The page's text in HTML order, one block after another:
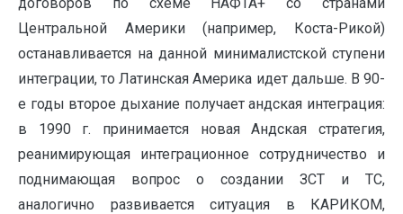
Центральной Америки (например, Коста-Рикой)
останавливается на данной минималистской ступени
интеграции, то Латинская Америка идет дальше. В 90-
е годы второе дыхание получает андская интеграция:
в 1990 г. принимается новая Андская стратегия,
реанимирующая интеграционное сотрудничество и
поднимающая вопрос о создании ЗСТ и ТС,
аналогично развивается ситуация в КАРИКОМ,